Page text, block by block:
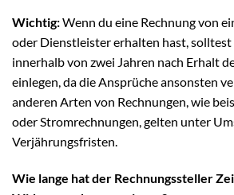
Wichtig:Wenn du eine Rechnung von
oder Dienstleister erhalten hast,
innerhalb von zwei Jahren nach Erhalt
einlegen, da die Ansprüche ansonsten
anderen Arten von Rechnungen, wie
oder Stromrechnungen, gelten unter
Verjährungsfristen.
Wie lange hat der Rechnungssteller